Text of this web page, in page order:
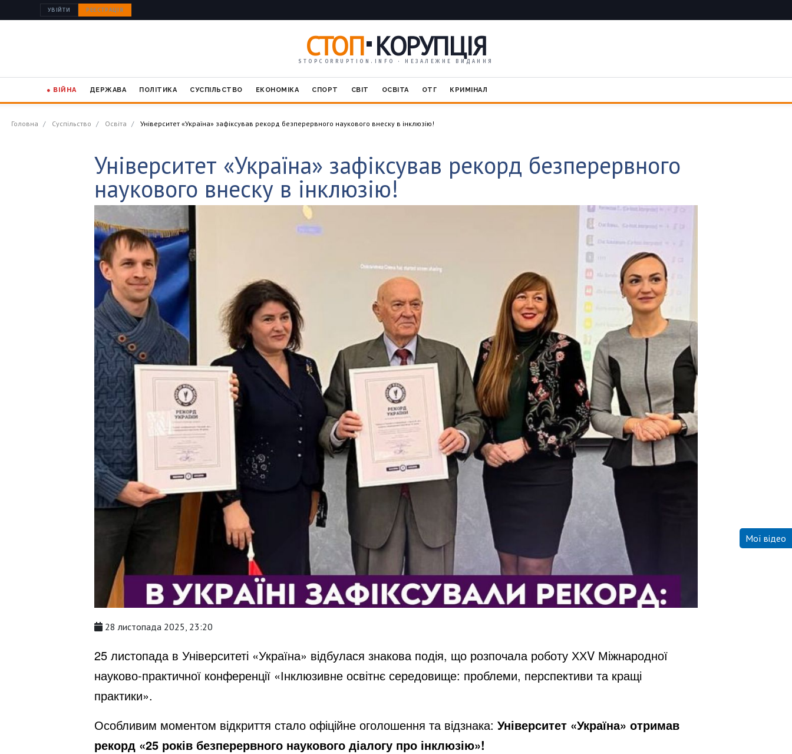
УВІЙТИ РЕЄСТРАЦІЯ
СТОП КОРУПЦІЯ
STOPCORRUPTION.INFO · НЕЗАЛЕЖНЕ ВИДАННЯ
● ВІЙНА ДЕРЖАВА ПОЛІТИКА СУСПІЛЬСТВО ЕКОНОМІКА СПОРТ СВІТ ОСВІТА ОТГ КРИМІНАЛ
Головна Суспільство Освіта Університет «Україна» зафіксував рекорд безперервного наукового внеску в інклюзію!
Університет «Україна» зафіксував рекорд безперервного
наукового внеску в інклюзію!
28 листопада 2025, 23:20
25 листопада в Університеті «Україна» відбулася знакова подія, що розпочала роботу ХХV Міжнародної
науково-практичної конференції «Інклюзивне освітнє середовище: проблеми, перспективи та кращі
практики».
Особливим моментом відкриття стало офіційне оголошення та відзнака: Університет «Україна» отримав
рекорд «25 років безперервного наукового діалогу про інклюзію»!
Мої відео